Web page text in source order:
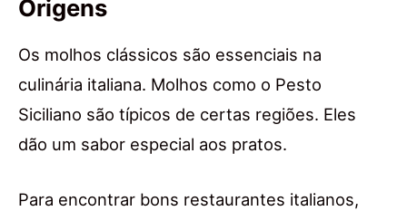
Origens
Os molhos clássicos são essenciais na
culinária italiana. Molhos como o Pesto
Siciliano são típicos de certas regiões. Eles
dão um sabor especial aos pratos.
Para encontrar bons restaurantes italianos,